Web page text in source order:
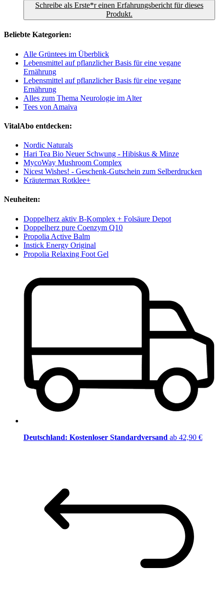
Schreibe als Erste*r einen Erfahrungsbericht für dieses
Produkt.
Beliebte Kategorien:
Alle Grüntees im Überblick
Lebensmittel auf pflanzlicher Basis für eine vegane
Ernährung
Lebensmittel auf pflanzlicher Basis für eine vegane
Ernährung
Alles zum Thema Neurologie im Alter
Tees von Amaiva
VitalAbo entdecken:
Nordic Naturals
Hari Tea Bio Neuer Schwung - Hibiskus & Minze
MycoWay Mushroom Complex
Nicest Wishes! - Geschenk-Gutschein zum Selberdrucken
Kräutermax Rotklee+
Neuheiten:
Doppelherz aktiv B-Komplex + Folsäure Depot
Doppelherz pure Coenzym Q10
Propolia Active Balm
Instick Energy Original
Propolia Relaxing Foot Gel
Deutschland: Kostenloser Standardversand ab 42,90 €